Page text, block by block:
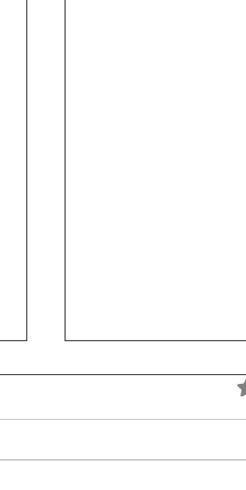
TH/060826
Strength Bench